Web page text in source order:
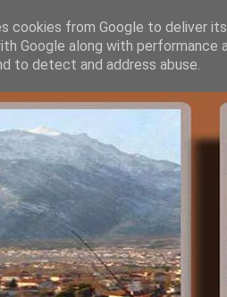
cookies from Google to deliver
Google along with
to detect and address abuse.